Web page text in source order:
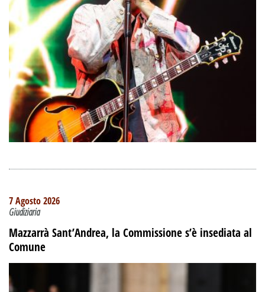
7 Agosto 2026
Giudiziaria
Mazzarrà Sant’Andrea, la Commissione s’è insediata al
Comune